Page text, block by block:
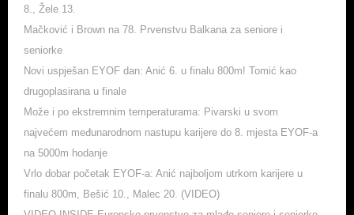
8., Žele 13.
Mačković i Brown na 78. Prvenstvu Balkana za seniore i
seniorke
Novi uspješan EYOF dan: Anić 6. u finalu 800m! Tomić kao
drugoplasirana u finale
Može i po ekstremnim temperaturama: Pivarski u svom
najvećem međunarodnom nastupu karijere do 8. mjesta EYOF-a
na 5000m hodanje
Vrlo dobar početak EYOF-a: Anić najboljom utrkom karijere u
finalu 800m, Bešić 10., Malec 20. (VIDEO)